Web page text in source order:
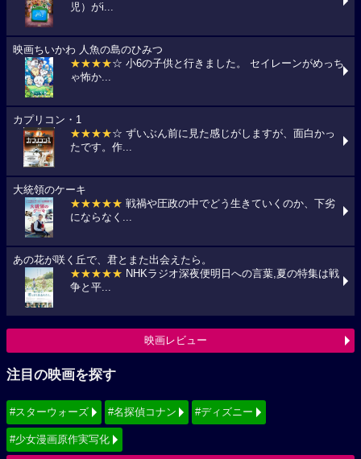
児）がi...
映画ちいかわ 人魚の島のひみつ
★★★★☆ 小6の子供と行きました。 セイレーンがめっち
ゃ怖か...
カプリコン・1
★★★★☆ ずいぶん前に見た感じがしますが、面白かっ
たです。作...
大統領のケーキ
★★★★★ 戦禍や圧政の中でどう生きていくのか、下劣
にならなく...
あの花が咲く丘で、君とまた出会えたら。
★★★★★ NHKラジオ深夜便明日への言葉,夏の特集は戦
争と平...
映画レビュー
注目の映画を探す
#スターウォーズ #名探偵コナン #ディズニー
#少女漫画原作実写化